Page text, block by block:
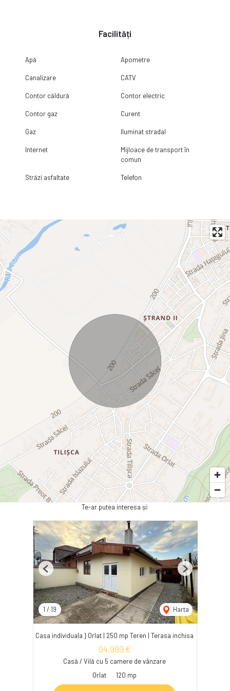
Facilități
Apă Apometre
Canalizare CATV
Contor căldură Contor electric
Contor gaz Curent
Gaz Iluminat stradal
Internet
Mijloace de transport în
comun
Străzi asfaltate Telefon
Te-ar putea interesa și:
1 / 19 Harta
Previous Next
Casa individuala } Orlat | 250 mp Teren | Terasa inchisa
94,999 €
Casă / Vilă cu 5 camere de vânzare
Orlat
120 mp